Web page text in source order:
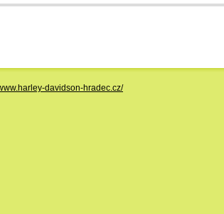
davidson-hradec.cz/